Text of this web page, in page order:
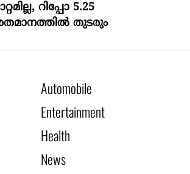
റിപ്പോ 5.25
തുടരും
Automobile
Entertainment
Health
News